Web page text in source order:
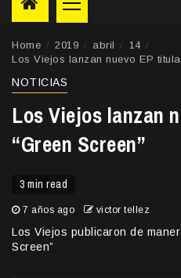
Primary
Menu
Home 2019 abril
14
Los Viejos lanzan nuevo EP
NOTICIAS
Los Viejos lanzan
“Green Screen”
3 min read
7 años ago victor tellez
Los Viejos publicaron de
Screen”